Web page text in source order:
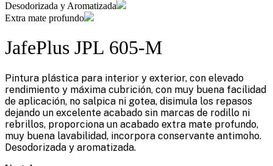
Desodorizada y Aromatizada
Extra mate profundo
JafePlus JPL 605-M
Pintura plástica para interior y exterior, con elevado
rendimiento y máxima cubrición, con muy buena facilidad
de aplicación, no salpica ni gotea, disimula los repasos
dejando un excelente acabado sin marcas de rodillo ni
rebrillos, proporciona un acabado extra mate profundo,
muy buena lavabilidad, incorpora conservante antimoho.
Desodorizada y aromatizada.